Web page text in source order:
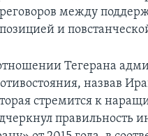
между
и
Тегерана
назвав
стремится к
правильность